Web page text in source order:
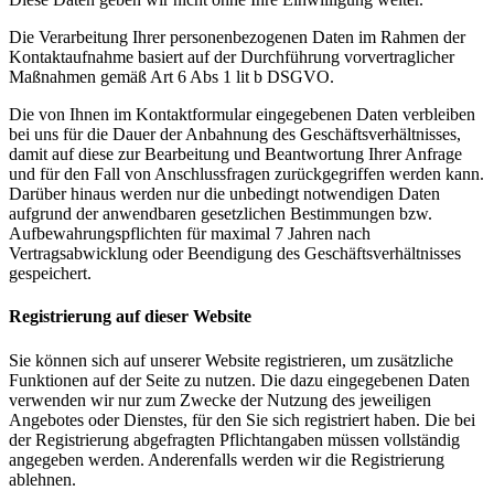
Die Verarbeitung Ihrer personenbezogenen Daten im Rahmen der
Kontaktaufnahme basiert auf der Durchführung vorvertraglicher
Maßnahmen gemäß Art 6 Abs 1 lit b DSGVO.
Die von Ihnen im Kontaktformular eingegebenen Daten verbleiben
bei uns für die Dauer der Anbahnung des Geschäftsverhältnisses,
damit auf diese zur Bearbeitung und Beantwortung Ihrer Anfrage
und für den Fall von Anschlussfragen zurückgegriffen werden kann.
Darüber hinaus werden nur die unbedingt notwendigen Daten
aufgrund der anwendbaren gesetzlichen Bestimmungen bzw.
Aufbewahrungspflichten für maximal 7 Jahren nach
Vertragsabwicklung oder Beendigung des Geschäftsverhältnisses
gespeichert.
Registrierung auf dieser Website
Sie können sich auf unserer Website registrieren, um zusätzliche
Funktionen auf der Seite zu nutzen. Die dazu eingegebenen Daten
verwenden wir nur zum Zwecke der Nutzung des jeweiligen
Angebotes oder Dienstes, für den Sie sich registriert haben. Die bei
der Registrierung abgefragten Pflichtangaben müssen vollständig
angegeben werden. Anderenfalls werden wir die Registrierung
ablehnen.